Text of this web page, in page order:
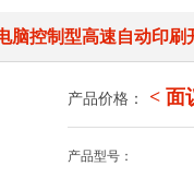
脑控制型高速自动印刷
产品价格： < 面
产品型号：